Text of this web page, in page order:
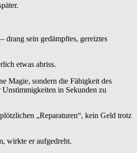
sein gedämpftes, gereiztes
etwas abriss.
Magie, sondern die Fähigkeit des
in Sekunden zu
„Reparaturen“, kein Geld trotz
wirkte er aufgedreht.